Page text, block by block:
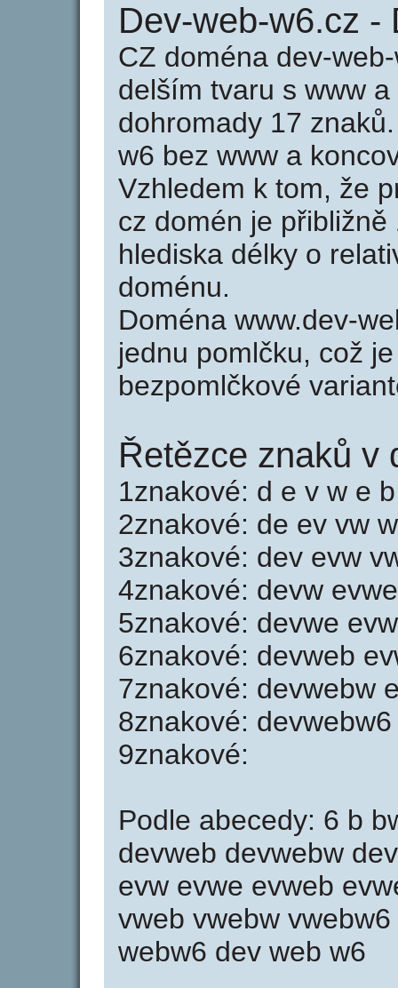
Dev-web-w6.cz -
CZ doména dev-
delším tvaru s www
dohromady 17
w6 bez www a
Vzhledem k tom, že
cz domén je
hlediska délky o
doménu.
Doména www.dev-
jednu pomlčku, což
bezpomlčkové
Řetězce znaků v
1znakové: d e v w e
2znakové: de ev vw
3znakové: dev evw
4znakové: devw
5znakové: devwe
6znakové: devweb
7znakové: devwebw
8znakové: devwebw6
9znakové:
Podle abecedy: 6 b
devweb devwebw
evw evwe evweb
vweb vwebw
webw6 dev web w6